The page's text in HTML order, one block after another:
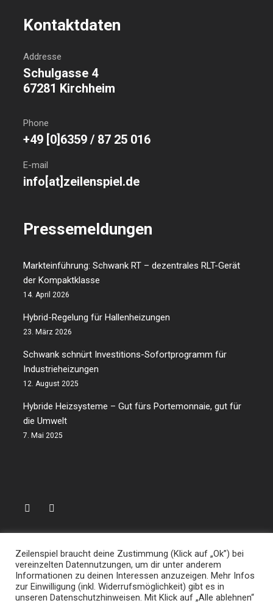
Kontaktdaten
Addresse
Schulgasse 4
67281 Kirchheim
Phone
+49 [0]6359 / 87 25 016
E-mail
info[at]zeilenspiel.de
Pressemeldungen
Markteinführung: Schwank RT – dezentrales RLT-Gerät
der Kompaktklasse
14. April 2026
Hybrid-Regelung für Hallenheizungen
23. März 2026
Schwank schnürt Investitions-Sofortprogramm für
Industrieheizungen
12. August 2025
Hybride Heizsysteme – Gut fürs Portemonnaie, gut für
die Umwelt
7. Mai 2025
Impressum
Zeilenspiel braucht deine Zustimmung (Klick auf „Ok”) bei
vereinzelten Datennutzungen, um dir unter anderem
Informationen zu deinen Interessen anzuzeigen. Mehr Infos
zur Einwilligung (inkl. Widerrufsmöglichkeit) gibt es in
unseren Datenschutzhinweisen. Mit Klick auf „Alle ablehnen“